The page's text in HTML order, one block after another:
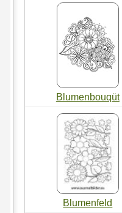
Blumenbouqüt
Blumenfeld